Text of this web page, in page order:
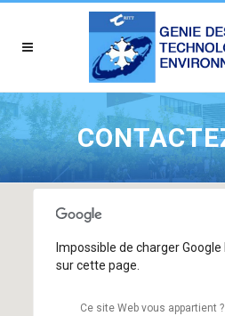
Impossible de charger
sur cette page.
Ce site Web vous appartient ?